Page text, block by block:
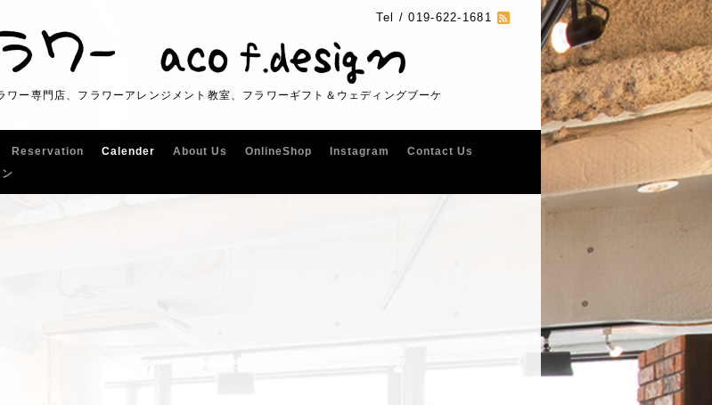
Tel /019-622-1681
ー専門店、フラワーアレンジメント教室、フラワーギフト＆ウェディングブーケ
Reservation Calender About Us OnlineShop Instagram
Contact Us